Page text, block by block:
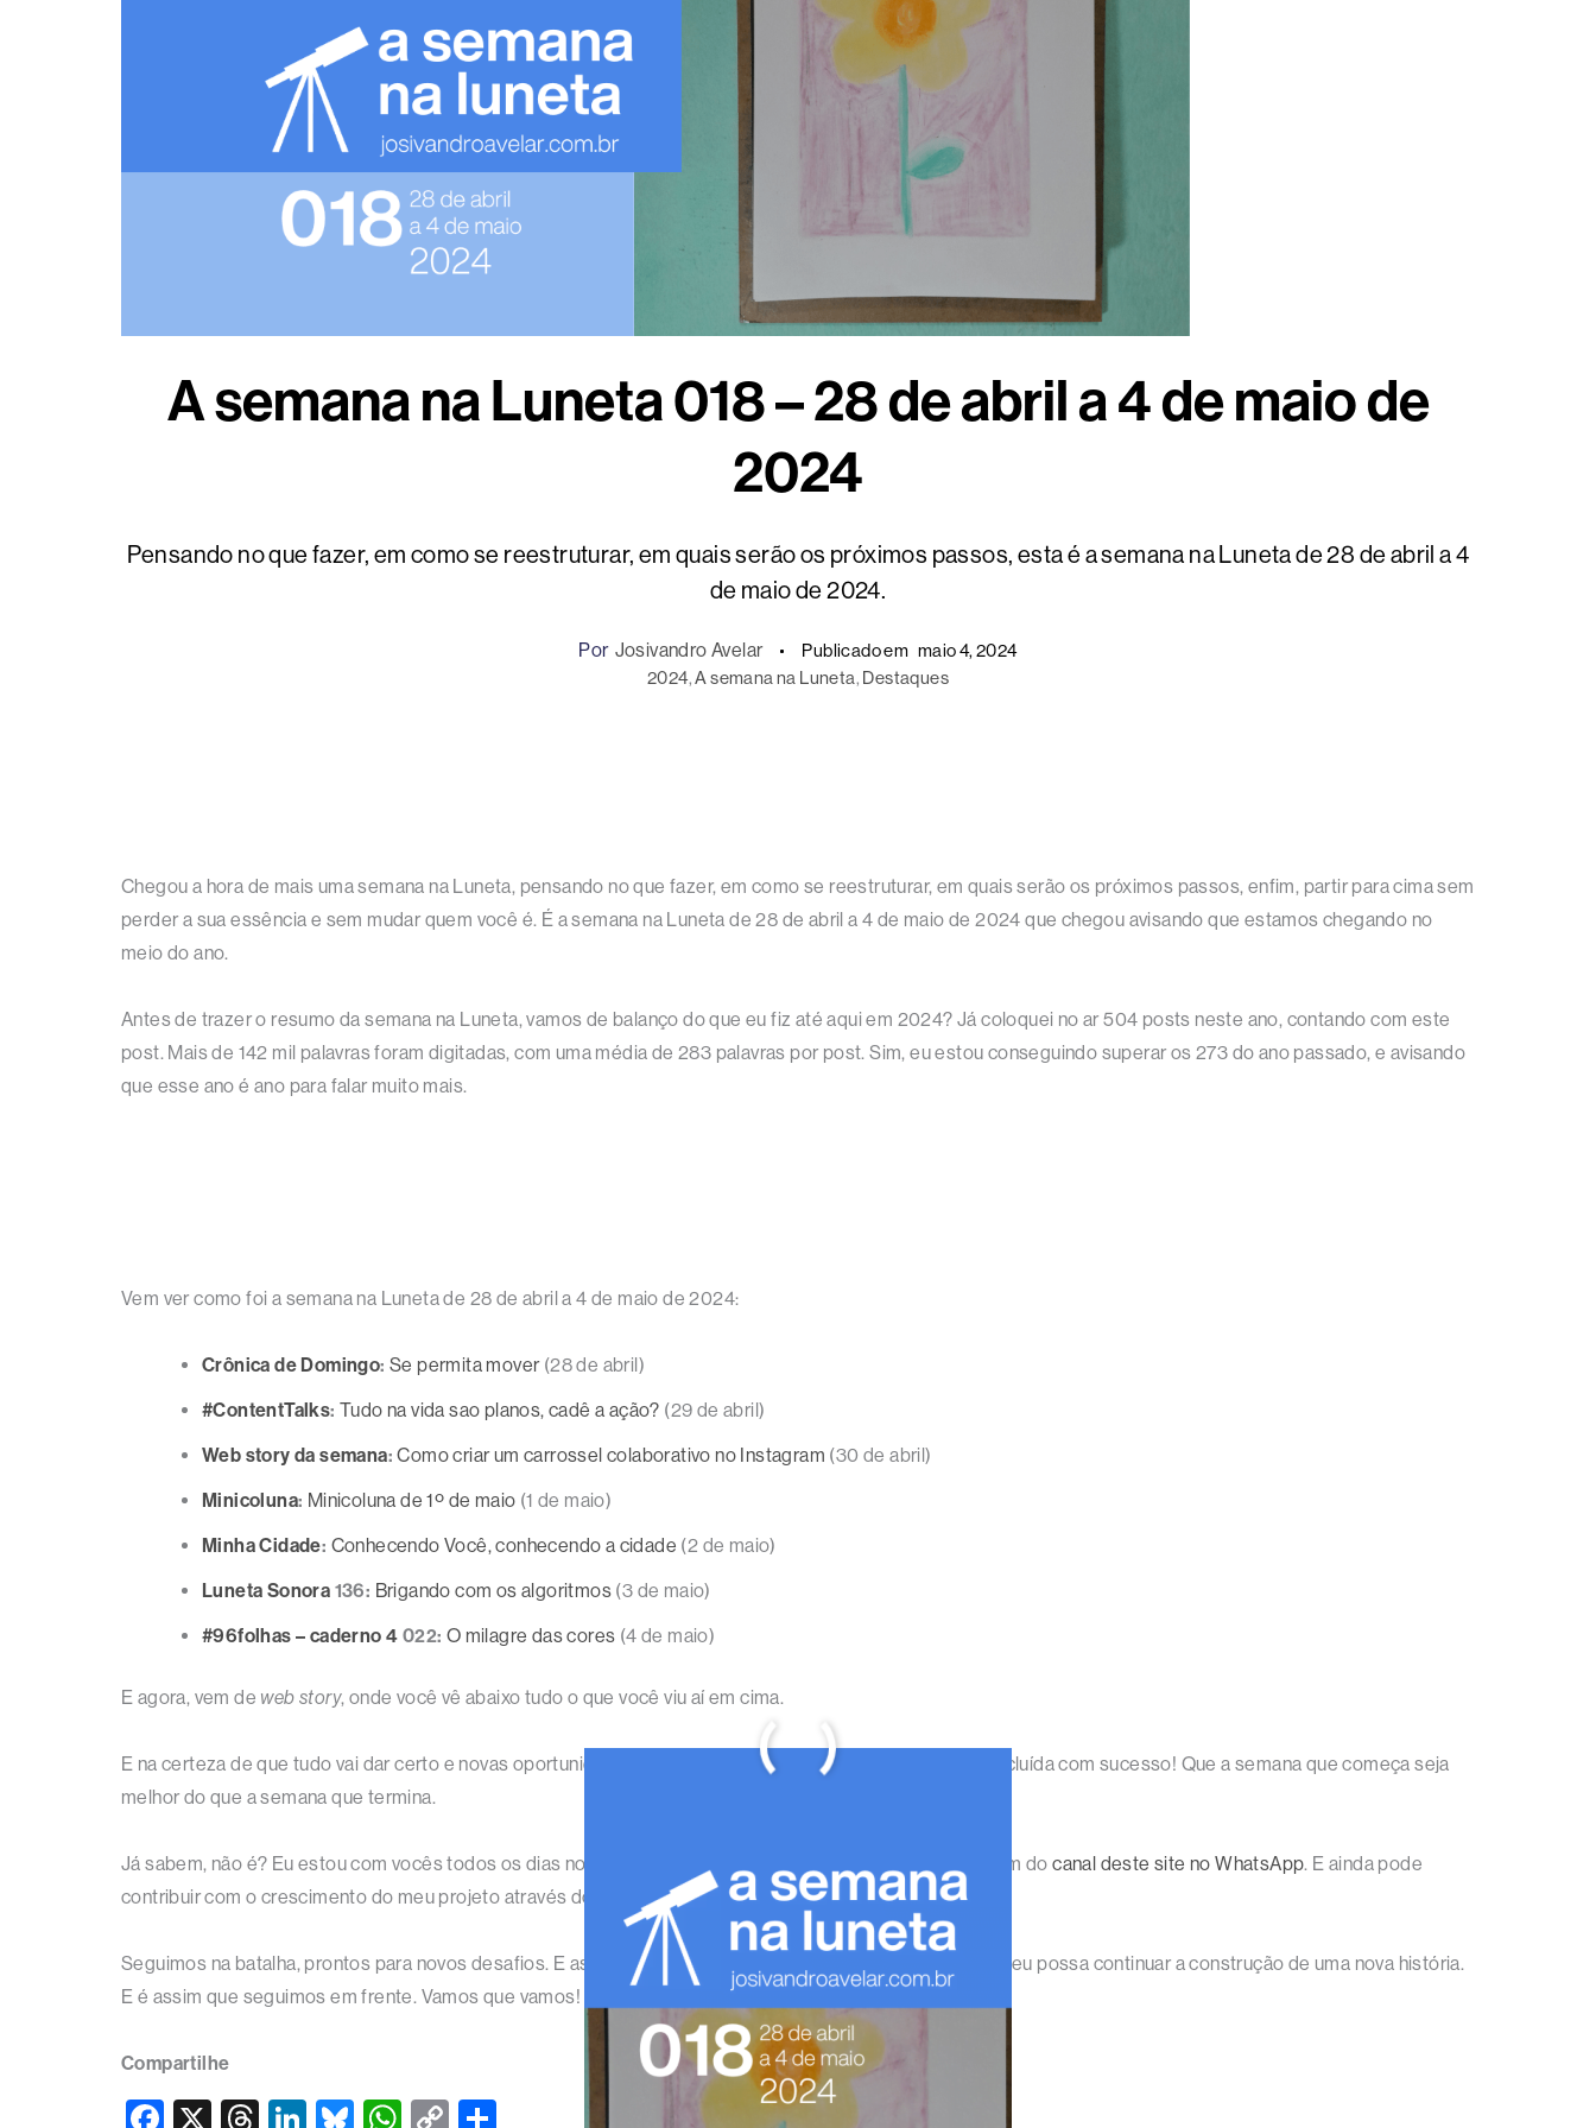
A semana na Luneta 018 – 28 de abril a 4 de maio de
2024
Pensando no que fazer, em como se reestruturar, em quais serão os próximos passos, esta é a semana na Luneta de 28 de abril a 4
de maio de 2024.
Por Josivandro Avelar Publicado em maio 4, 2024
2024, A semana na Luneta, Destaques
Chegou a hora de mais uma semana na Luneta, pensando no que fazer, em como se reestruturar, em quais serão os próximos passos, enfim, partir para cima sem
perder a sua essência e sem mudar quem você é. É a semana na Luneta de 28 de abril a 4 de maio de 2024 que chegou avisando que estamos chegando no
meio do ano.
Antes de trazer o resumo da semana na Luneta, vamos de balanço do que eu fiz até aqui em 2024? Já coloquei no ar 504 posts neste ano, contando com este
post. Mais de 142 mil palavras foram digitadas, com uma média de 283 palavras por post. Sim, eu estou conseguindo superar os 273 do ano passado, e avisando
que esse ano é ano para falar muito mais.
Vem ver como foi a semana na Luneta de 28 de abril a 4 de maio de 2024:
Crônica de Domingo: Se permita mover(28 de abril)
#ContentTalks: Tudo na vida sao planos, cadê a ação? (29 de abril)
Web story da semana: Como criar um carrossel colaborativo no Instagram (30 de abril)
Minicoluna: Minicoluna de 1º de maio (1 de maio)
Minha Cidade: Conhecendo Você, conhecendo a cidade (2 de maio)
Luneta Sonora 136: Brigando com os algoritmos (3 de maio)
#96folhas – caderno 4 022: O milagre das cores (4 de maio)
E agora, vem de web story, onde você vê abaixo tudo o que você viu aí em cima.
E na certeza de que tudo vai dar certo e novas oportunidades estão por vir, esta foi mais uma semana concluída com sucesso! Que a semana que começa seja
melhor do que a semana que termina.
Já sabem, não é? Eu estou com vocês todos os dias no site, no , além docanal deste site no WhatsApp. E ainda pode
contribuir com o crescimento do meu projeto através dos
planos de patrocínio e assinatura.
Seguimos na batalha, prontos para novos desafios. E assim espero que essa semana seja mais uma onde eu possa continuar a construção de uma nova história.
E é assim que seguimos em frente. Vamos que vamos!
Compartilhe
F
X
T
Li
Bl
W
C